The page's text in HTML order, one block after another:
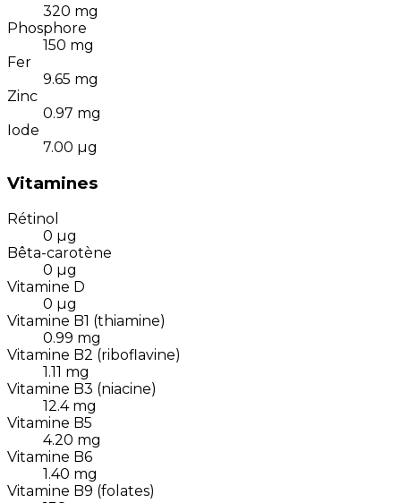
320 mg
Phosphore
150 mg
Fer
9.65 mg
Zinc
0.97 mg
Iode
7.00 µg
Vitamines
Rétinol
0 µg
Bêta-carotène
0 µg
Vitamine D
0 µg
Vitamine B1 (thiamine)
0.99 mg
Vitamine B2 (riboflavine)
1.11 mg
Vitamine B3 (niacine)
12.4 mg
Vitamine B5
4.20 mg
Vitamine B6
1.40 mg
Vitamine B9 (folates)